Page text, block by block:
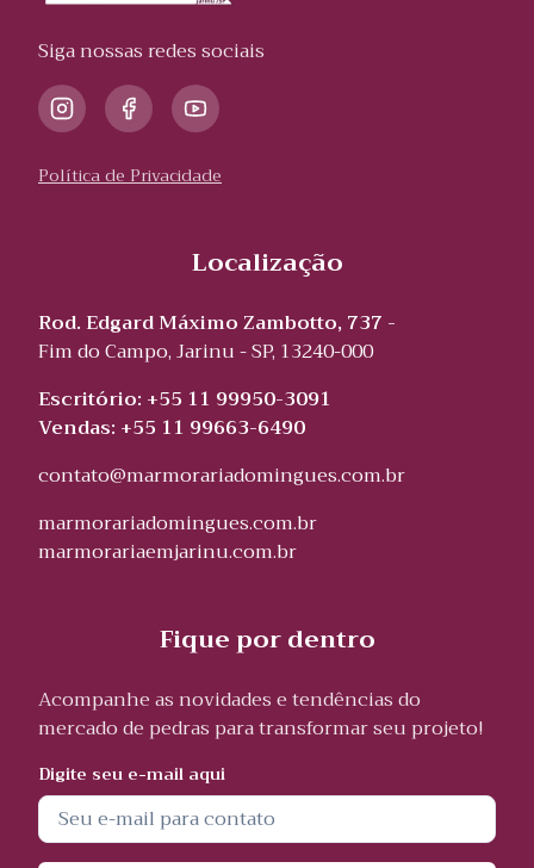
Siga nossas redes sociais
Política de Privacidade
Localização
Rod. Edgard Máximo Zambotto, 737 -
Fim do Campo, Jarinu - SP, 13240-000
Escritório: +55 11 99950-3091
Vendas: +55 11 99663-6490
contato@marmorariadomingues.com.br
marmorariadomingues.com.br
marmorariaemjarinu.com.br
Fique por dentro
Acompanhe as novidades e tendências do
mercado de pedras para transformar seu projeto!
Digite seu e-mail aqui